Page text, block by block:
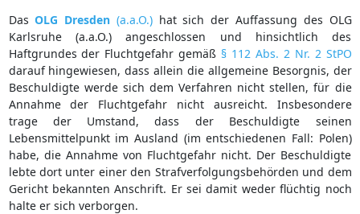
DasOLG Dresden (a.a.O.)hat sich der Auffassung des OLG
Karlsruhe (a.a.O.) angeschlossen und hinsichtlich des
Haftgrundes der Fluchtgefahr gemäß § 112 Abs. 2 Nr. 2 StPO
darauf hingewiesen, dass allein die allgemeine Besorgnis, der
Beschuldigte werde sich dem Verfahren nicht stellen, für die
Annahme der Fluchtgefahr nicht ausreicht. Insbesondere
trage der Umstand, dass der Beschuldigte seinen
Lebensmittelpunkt im Ausland (im entschiedenen Fall: Polen)
habe, die Annahme von Fluchtgefahr nicht. Der Beschuldigte
lebte dort unter einer den Strafverfolgungsbehörden und dem
Gericht bekannten Anschrift. Er sei damit weder flüchtig noch
halte er sich verborgen.